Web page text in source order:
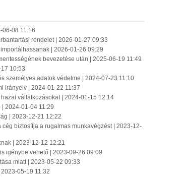
06-08 11:16
rendelet | 2026-01-27 09:33
| 2026-01-26 09:29
bevezetése után | 2025-06-19 11:49
10:53
személyes adatok védelme | 2024-07-23 11:10
irányelv | 2024-01-22 11:37
vállalkozásokat | 2024-01-15 12:14
2024-01-04 11:29
| 2023-12-21 12:22
biztosítja a rugalmas munkavégzést | 2023-12-
| 2023-12-12 12:21
igénybe vehető | 2023-09-26 09:09
miatt | 2023-05-22 09:33
05-19 11:32